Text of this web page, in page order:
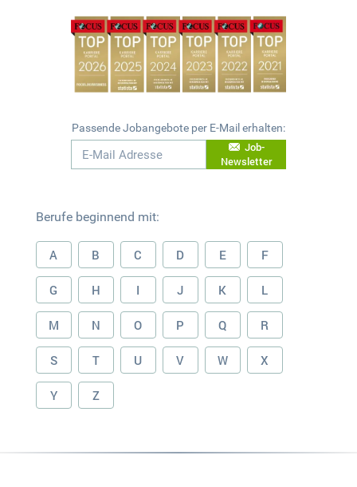
Passende Jobangebote per E-Mail erhalten:
Job-
Newsletter
Berufe beginnend mit:
A B C D E F
G H I J K L
M N O P Q R
S T U V W X
Y Z